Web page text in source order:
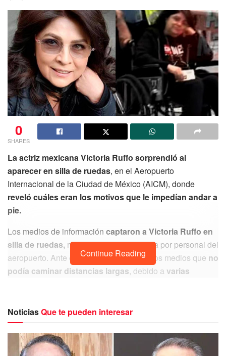
0
SHARES
La actriz mexicana Victoria Ruffo sorprendió al
aparecer en silla de ruedas, en el Aeropuerto
Internacional de la Ciudad de México (AICM), donde
reveló cuáles eran los motivos que le impedían andar a
pie.
Los medios de información captaron a Victoria Ruffo en
silla de ruedas, mientras era transportada por personal del
aeropuerto. Ante esto,la actriz revelóa los medios que no
podía caminar distancias largas, debido a varias
Continue Reading
NoticiasQue te pueden interesar